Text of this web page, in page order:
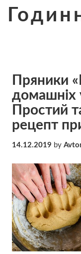
Пряники
домашніх
Простий
рецепт
14.12.2019 by